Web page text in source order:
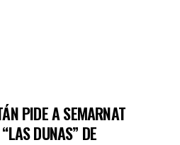
PIDE A SEMARNAT
DUNAS” DE